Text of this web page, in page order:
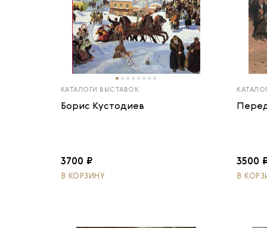
КАТАЛОГИ ВЫСТАВОК
Борис Кустодиев
3700 ₽
В КОРЗИНУ
3500
В